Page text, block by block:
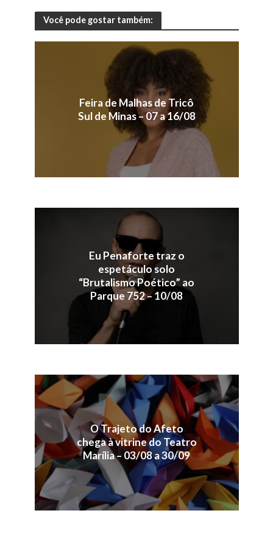
Você pode gostar também:
Feira de Malhas de Tricô
Sul de Minas – 07 a 16/08
Eu Penaforte traz o
espetáculo solo
“Brutalismo Poético” ao
Parque 752 – 10/08
O Trajeto do Afeto
chega à vitrine do Teatro
Marília – 03/08 a 30/09